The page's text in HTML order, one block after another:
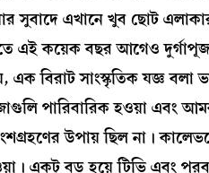
সুবাদে এখানে খুব ছোট
এই কয়েক বছর আগেও
এক বিরাট সাংস্কৃতিক যজ্ঞ
পারিবারিক হওয়া এবং
উপায় ছিল না।
একটু বড় হয়ে টিভি এবং